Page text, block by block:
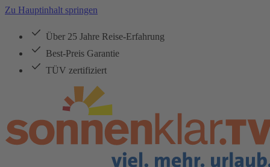
Zu Hauptinhalt springen
Über 25 Jahre Reise-Erfahrung
Best-Preis Garantie
TÜV zertifiziert